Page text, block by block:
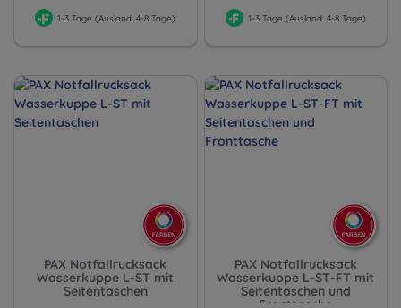
1-3 Tage (Ausland: 4-8 Tage) 1-3 Tage (Ausland: 4-8 Tage)
PAX Notfallrucksack
Wasserkuppe L-ST mit
Seitentaschen
PAX Notfallrucksack
Wasserkuppe L-ST-FT mit
Seitentaschen und
Fronttasche